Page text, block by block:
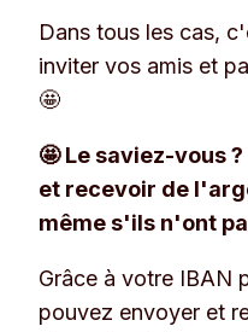
Dans tous les cas,
inviter vos amis et
🤩
🤩 Le saviez-vous
et recevoir de
même s'ils n'ont
Grâce à votre IBAN
pouvez envoyer et